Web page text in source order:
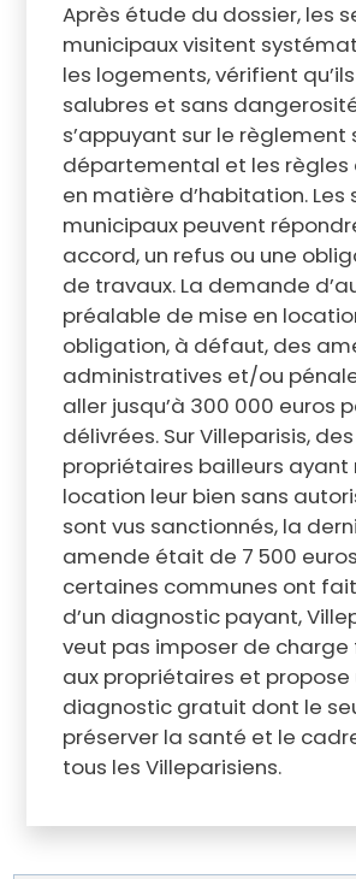
Après étude du dossier, les
municipaux visitent
les logements, vérifient
salubres et sans
s’appuyant sur le règlement
départemental et les règles
en matière d’habitation. Les
municipaux peuvent
accord, un refus ou une
de travaux. La demande
préalable de mise en
obligation, à défaut, des
administratives et/ou
aller jusqu’à 300 000 euros
délivrées. Sur Villeparisis, des
propriétaires bailleurs ayant
location leur bien sans
sont vus sanctionnés, la
amende était de 7 500
certaines communes ont
d’un diagnostic payant,
veut pas imposer de charge
aux propriétaires et propose
diagnostic gratuit dont le
préserver la santé et le
tous les Villeparisiens.